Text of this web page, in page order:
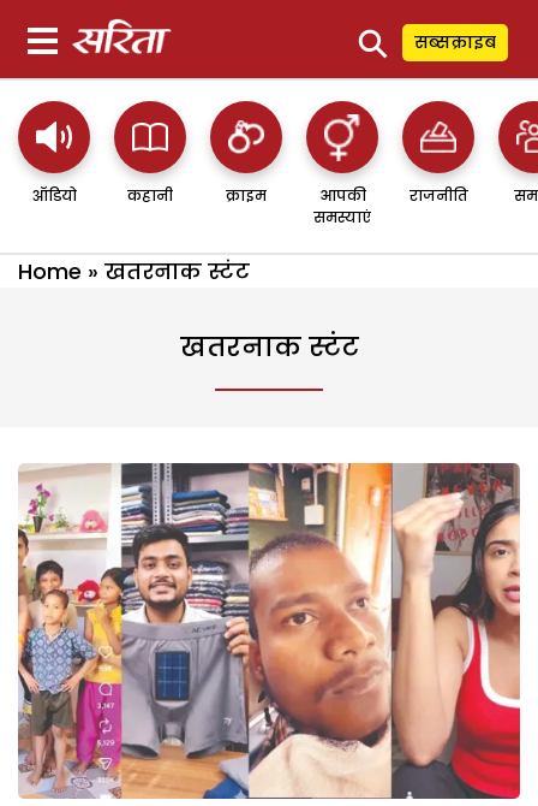
⚲ सब्सक्राइब
ऑडियो कहानी क्राइम
आपकी
समस्याएं
राजनीति
Home » खतरनाक स्टंट
खतरनाक स्टंट